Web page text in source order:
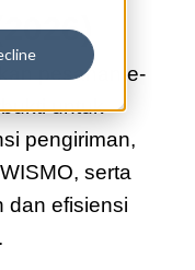
pesanan e-
untuk
pengiriman,
serta
dan efisiensi